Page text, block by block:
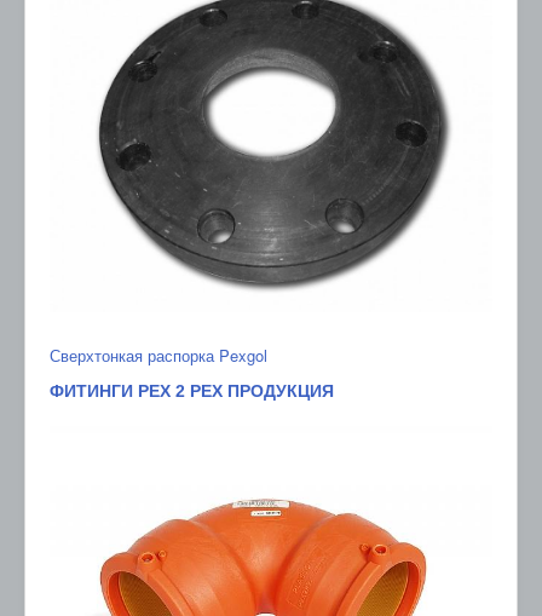
Сверхтонкая распорка Pexgol
ФИТИНГИ PEX 2 PEX ПРОДУКЦИЯ